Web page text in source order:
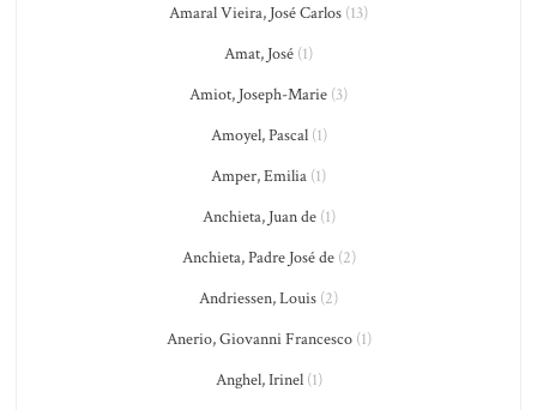
Amaral Vieira, José Carlos (13)
Amat, José (1)
Amiot, Joseph-Marie (3)
Amoyel, Pascal(1)
Amper, Emilia (1)
Anchieta, Juan de(1)
Anchieta, Padre José de(2)
Andriessen, Louis (2)
Anerio, Giovanni Francesco(1)
Anghel, Irinel(1)